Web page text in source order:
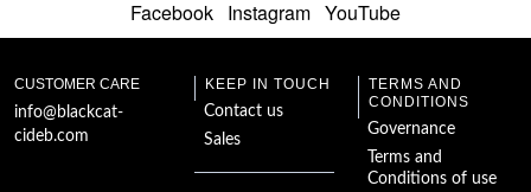
Facebook Instagram YouTube